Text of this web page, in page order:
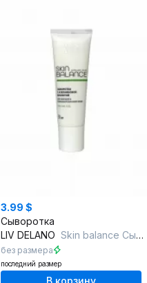
3.99 $
Сыворотка
LIV DELANO Skin balance Сыворотка с азелаиновой кислотой
без размера
последний размер